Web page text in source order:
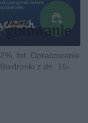
fot. Opracowanie
z dn. 16-